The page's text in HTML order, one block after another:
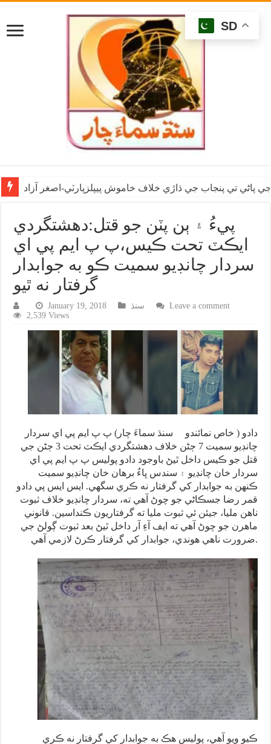
پاڻي تي پنجاب جي ڌاڙي خلاف خاموش پيپلزپارٽي-اصغر آزاد
پيءُ ۽ ٻن پٽن جو قتل:دهشتگردي
ايڪٽ تحت ڪيس،پ پ ايم پي اي
سردار چانڊيو سميت ڪو به جوابدار
گرفتار نه ٿيو
January 19, 2018 سنڌ
Leave a comment
2,539 Views
دادو ( خاص نمائندو سنڌ سماءَ چار) پ پ ايم پي اي سردار
چانڊيو سميت 7 ڄڻن خلاف دهشتگردي ايڪٽ تحت 3 ڄڻن جي
قتل جو ڪيس داخل ٿيڻ باوجود دادو پوليس پ پ ايم پي اي
سردار خان چانڊيو ۽ سندس ڀاءُ برهان خان چانڊيو سميت
ڪنهن به جوابدار کي گرفتار نه ڪري سگهي. ايس ايس پي دادو
قمر رضا جسڪاڻي جو چوڻ آهي ته، سردار چانڊيو خلاف ثبوت
ناهن مليا، جيئن ئي ثبوت مليا ته گرفتاريون ڪنداسين. قانوني
ماهرن جو چوڻ آهي ته ايف آءِ آر داخل ٿيڻ بعد ثبوت ڳولڻ جي
ضرورت ناهي هوندي، جوابدار کي گرفتار ڪرڻ لازمي آهي.
ڪيو ويو آهي، پوليس هڪ به جوابدار کي گرفتار نه ڪري
SD